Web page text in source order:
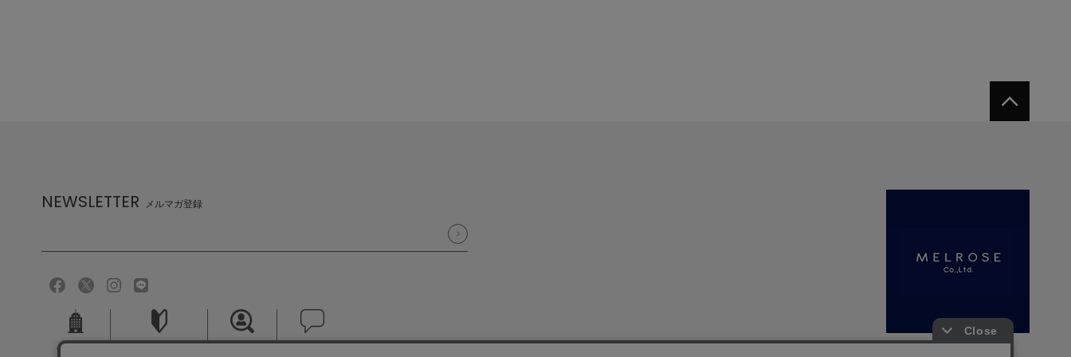
NEWSLETTER メルマガ登録
会社概要 ご利用ガイド 採用情報 お問い合せ